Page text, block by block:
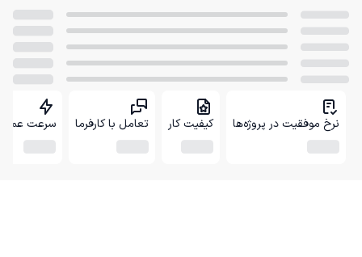
نرخ موفقیت در پروژه‌ها کیفیت کار تعامل با کارفرما سرعت عمل